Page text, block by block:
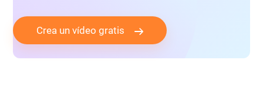
Crea un vídeo gratis